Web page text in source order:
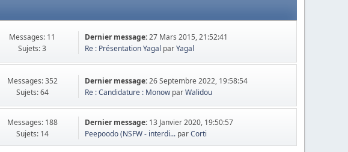
Messages: 11
Sujets: 3
Dernier message:27 Mars 2015, 21:52:41
Re : Présentation Yagal parYagal
Messages: 352
Sujets: 64
Dernier message:26 Septembre 2022, 19:58:54
Re : Candidature : MonowparWalidou
Messages: 188
Sujets: 14
Dernier message: 13 Janvier 2020, 19:50:57
Peepoodo (NSFW - interdi... parCorti